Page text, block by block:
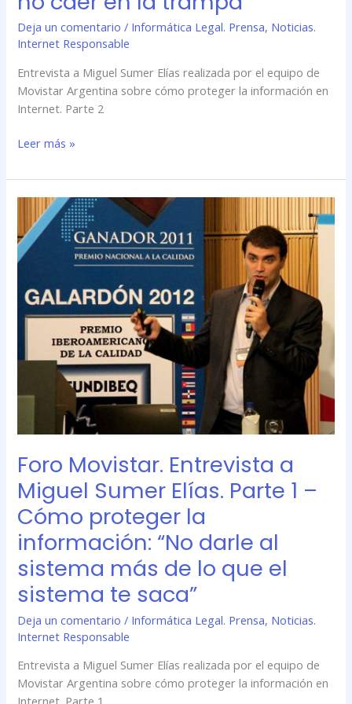
Deja un comentario / Informática Legal. Prensa, Noticias.
Internet Responsable
Entrevista a Miguel Sumer Elías realizada por el equipo de
Movistar Argentina sobre cómo proteger la información en
Internet. Parte 2
no
caer
en
trampa
Leer más »
Foro Movistar. Entrevista a
Miguel Sumer Elías. Parte 1 –
Cómo proteger la
información: “No darle al
sistema más de lo que el
sistema te saca”
Deja un comentario / Informática Legal. Prensa, Noticias.
Internet Responsable
Entrevista a Miguel Sumer Elías realizada por el equipo de
Movistar Argentina sobre cómo proteger la información en
Movistar.
Entrevista
a
Sumer
Elías.
proteger
información:
“No
darle
al
sistema
más
de
lo
que
el
sistema
te